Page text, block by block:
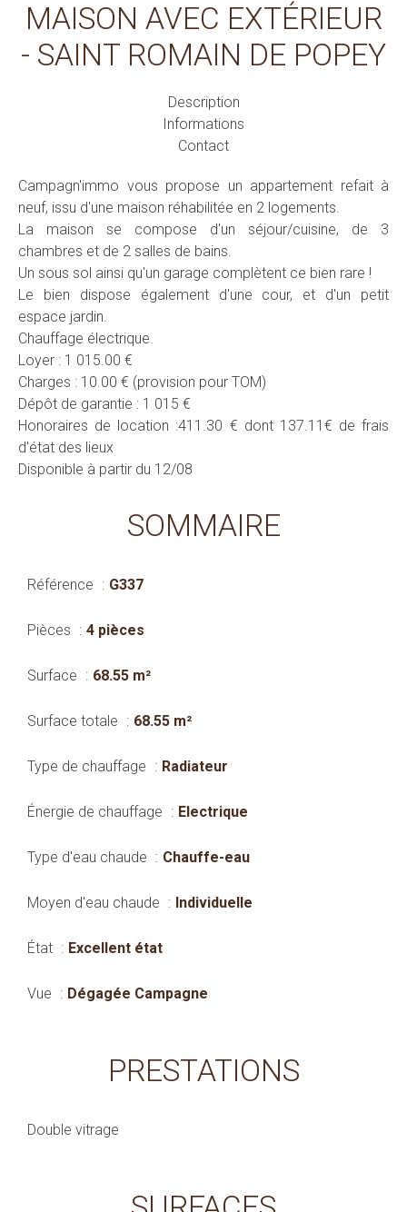
MAISON AVEC EXTÉRIEUR
- SAINT ROMAIN DE POPEY
Description
Informations
Contact
Campagn'immo vous propose un appartement refait à
neuf, issu d'une maison réhabilitée en 2 logements.
La maison se compose d'un séjour/cuisine, de 3
chambres et de 2 salles de bains.
Un sous sol ainsi qu'un garage complètent ce bien rare !
Le bien dispose également d'une cour, et d'un petit
espace jardin.
Chauffage électrique.
Loyer : 1 015.00 €
Charges : 10.00 € (provision pour TOM)
Dépôt de garantie : 1 015 €
Honoraires de location :411.30 € dont 137.11€ de frais
d'état des lieux
Disponible à partir du 12/08
SOMMAIRE
Référence G337
Pièces 4 pièces
Surface 68.55 m²
Surface totale 68.55 m²
Type de chauffage Radiateur
Énergie de chauffage Electrique
Type d'eau chaude Chauffe-eau
Moyen d'eau chaude Individuelle
État Excellent état
Vue Dégagée Campagne
PRESTATIONS
Double vitrage